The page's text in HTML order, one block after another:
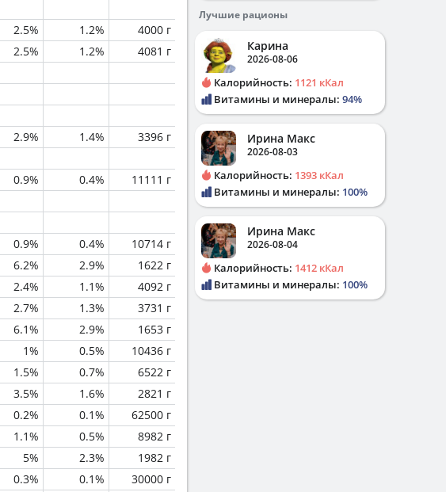
2.5% 1.2%
4000 г
2.5% 1.2%
4081 г
2.9% 1.4%
3396 г
0.9% 0.4%
11111 г
0.9% 0.4%
10714 г
6.2% 2.9%
1622 г
2.4% 1.1%
4092 г
2.7% 1.3%
3731 г
6.1% 2.9%
1653 г
1% 0.5%
10436 г
1.5% 0.7%
6522 г
3.5% 1.6%
2821 г
0.2% 0.1%
62500 г
1.1% 0.5%
8982 г
5% 2.3%
1982 г
0.3% 0.1%
30000 г
Лучшие рационы
Карина
2026-08-06
Калорийность: 1121 кКал
Витамины и минералы: 94%
Ирина Макс
2026-08-03
Калорийность: 1393 кКал
Витамины и минералы: 100%
Ирина Макс
2026-08-04
Калорийность: 1412 кКал
Витамины и минералы: 100%